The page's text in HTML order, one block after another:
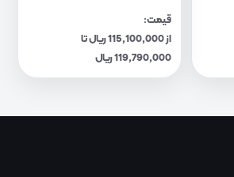
قیمت:
از 115,100,000 ریال تا
119,790,000 ریال